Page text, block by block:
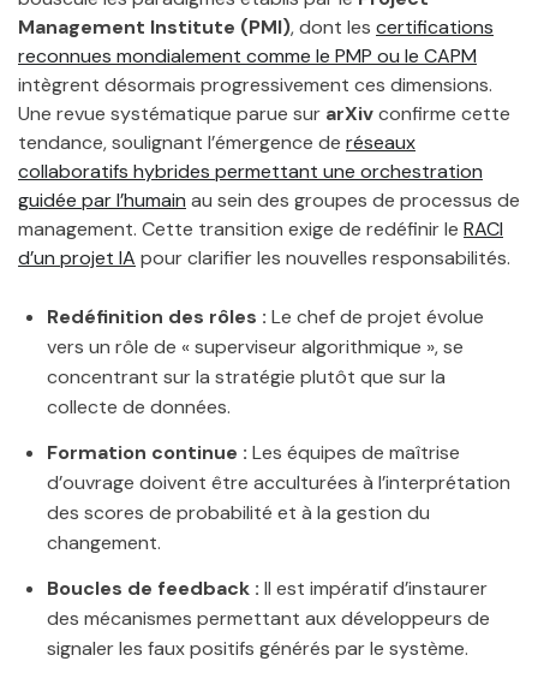
Management Institute (PMI), dont les certifications
reconnues mondialement comme le PMP ou le CAPM
intègrent désormais progressivement ces dimensions.
Une revue systématique parue sur arXivconfirme cette
tendance, soulignant l’émergence de réseaux
collaboratifs hybrides permettant une orchestration
guidée par l’humain au sein des groupes de processus de
management. Cette transition exige de redéfinir le RACI
d’un projet IA pour clarifier les nouvelles responsabilités.
Redéfinition des rôles : Le chef de projet évolue
vers un rôle de « superviseur algorithmique », se
concentrant sur la stratégie plutôt que sur la
collecte de données.
Formation continue : Les équipes de maîtrise
d’ouvrage doivent être acculturées à l’interprétation
des scores de probabilité et à la gestion du
changement.
Boucles de feedback : Il est impératif d’instaurer
des mécanismes permettant aux développeurs de
signaler les faux positifs générés par le système.